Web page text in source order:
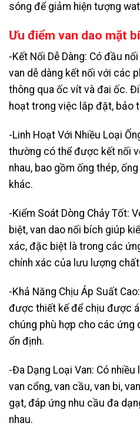
sóng để giảm hiện tượng
Ưu điểm van dao mặt
-Kết Nối Dễ Dàng: Có đầu
van dễ dàng kết nối với các
thông qua ốc vít và đai ốc.
hoạt trong việc lắp đặt, bảo
-Linh Hoạt Với Nhiều Loại
thường có thể được kết nối
nhau, bao gồm ống thép,
khác.
-Kiểm Soát Dòng Chảy Tốt:
biệt, van dao nối bích giúp
xác, đặc biệt là trong các
chính xác của lưu lượng
-Khả Năng Chịu Áp Suất
được thiết kế để chịu được
chúng phù hợp cho các ứng
ổn định.
-Đa Dạng Loại Van: Có
van cổng, van cầu, van bi,
gạt, đáp ứng nhu cầu đa
nhau.